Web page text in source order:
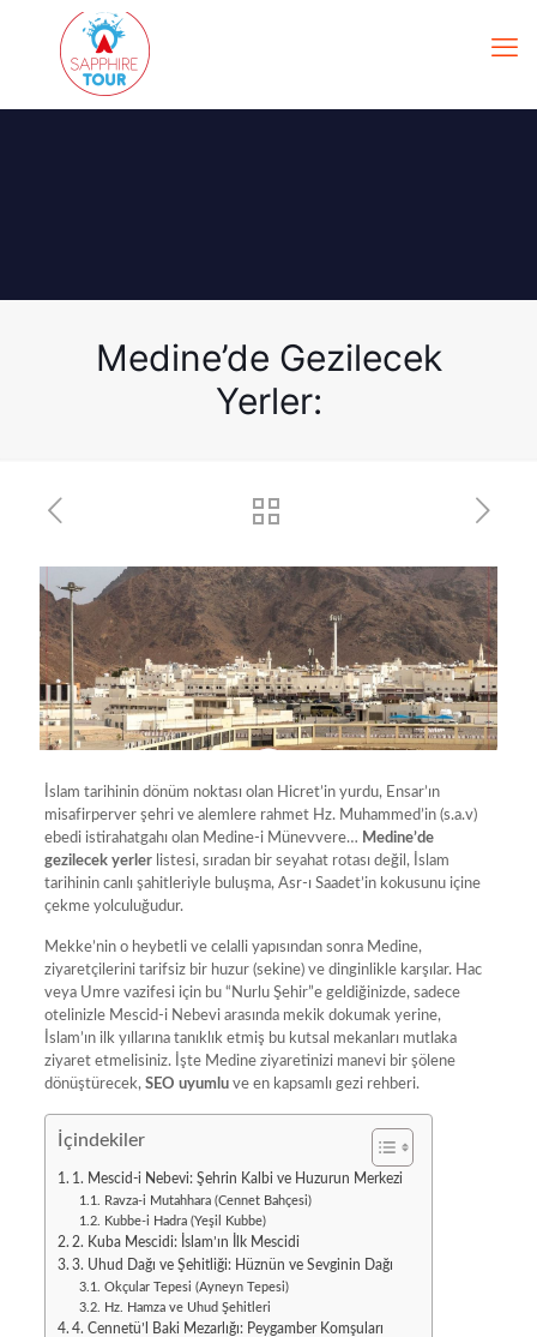
Medine’de Gezilecek
Yerler:
İslam tarihinin dönüm noktası olan Hicret’in yurdu, Ensar’ın
misafirperver şehri ve alemlere rahmet Hz. Muhammed’in (s.a.v)
ebedi istirahatgahı olan Medine-i Münevvere… Medine’de
gezilecek yerlerlistesi, sıradan bir seyahat rotası değil, İslam
tarihinin canlı şahitleriyle buluşma, Asr-ı Saadet’in kokusunu içine
çekme yolculuğudur.
Mekke’nin o heybetli ve celalli yapısından sonra Medine,
ziyaretçilerini tarifsiz bir huzur (sekine) ve dinginlikle karşılar. Hac
veya Umre vazifesi için bu “Nurlu Şehir”e geldiğinizde, sadece
otelinizle Mescid-i Nebevi arasında mekik dokumak yerine,
İslam’ın ilk yıllarına tanıklık etmiş bu kutsal mekanları mutlaka
ziyaret etmelisiniz. İşte Medine ziyaretinizi manevi bir şölene
dönüştürecek, SEO uyumluve en kapsamlı gezi rehberi.
İçindekiler
1. Mescid-i Nebevi: Şehrin Kalbi ve Huzurun Merkezi
Ravza-i Mutahhara (Cennet Bahçesi)
Kubbe-i Hadra (Yeşil Kubbe)
2. Kuba Mescidi: İslam’ın İlk Mescidi
3. Uhud Dağı ve Şehitliği: Hüznün ve Sevginin Dağı
Okçular Tepesi (Ayneyn Tepesi)
Hz. Hamza ve Uhud Şehitleri
4. Cennetü’l Baki Mezarlığı: Peygamber Komşuları